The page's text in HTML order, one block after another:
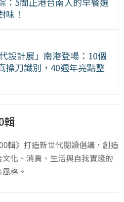
味！
設計展」南港登場：10個
操刀識別，40週年亮點整
輯
輯》打造新世代閱讀倡議，創造
文化、消費、生活與自我實踐的
格。